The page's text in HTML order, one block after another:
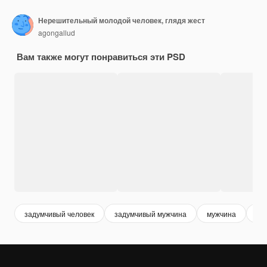
Нерешительный молодой человек, глядя жест
agongallud
Вам также могут понравиться эти PSD
задумчивый человек задумчивый мужчина мужчина